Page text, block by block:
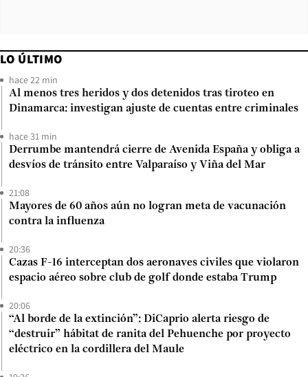
LO ÚLTIMO
hace 22 min
Al menos tres heridos y dos detenidos tras tiroteo en
Dinamarca: investigan ajuste de cuentas entre criminales
hace 31 min
Derrumbe mantendrá cierre de Avenida España y obliga a
desvíos de tránsito entre Valparaíso y Viña del Mar
21:08
Mayores de 60 años aún no logran meta de vacunación
contra la influenza
20:36
Cazas F-16 interceptan dos aeronaves civiles que violaron
espacio aéreo sobre club de golf donde estaba Trump
20:06
“Al borde de la extinción”: DiCaprio alerta riesgo de
“destruir” hábitat de ranita del Pehuenche por proyecto
eléctrico en la cordillera del Maule